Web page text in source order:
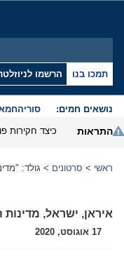
תמכו בנו הרשמו
נושאים חמים: סוריה
התראות
ראשי > סרטונים > גולד:
איראן, ישראל,
17 אוגוסט, 2020